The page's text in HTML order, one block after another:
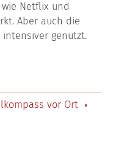
Netflix und
Aber auch die
genutzt.
vor Ort